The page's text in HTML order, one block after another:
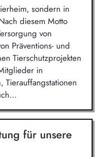
sondern in
diesem Motto
von
Präventions- und
Tierschutzprojekten
in
Tierauffangstationen
für unsere